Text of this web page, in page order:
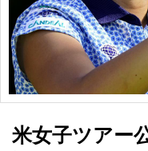
米女子ツアー